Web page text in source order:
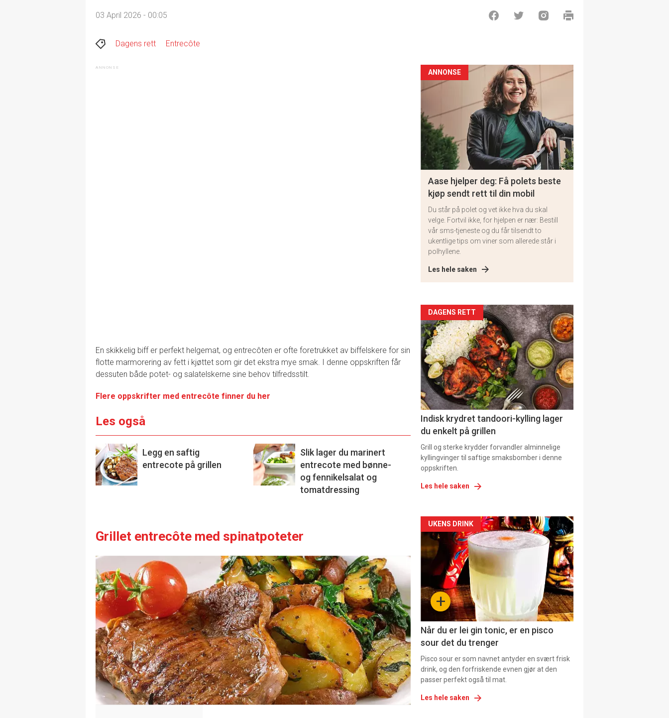
03 April 2026 - 00:05
Dagens rett Entrecôte
En skikkelig biff er perfekt helgemat, og entrecôten er ofte foretrukket av biffelskere for sin
flotte marmorering av fett i kjøttet som gir det ekstra mye smak. I denne oppskriften får
dessuten både potet- og salatelskerne sine behov tilfredsstilt.
Flere oppskrifter med entrecôte finner du her
Les også
Legg en saftig
entrecote på grillen
Slik lager du marinert
entrecote med bønne-
og fennikelsalat og
tomatdressing
Grillet entrecôte med spinatpoteter
ANNONSE
Aase hjelper deg: Få polets beste
kjøp sendt rett til din mobil
Du står på polet og vet ikke hva du skal
velge. Fortvil ikke, for hjelpen er nær: Bestill
vår sms-tjeneste og du får tilsendt to
ukentlige tips om viner som allerede står i
polhyllene.
Les hele saken
Artikler
detail
-
section
11
DAGENS RETT
Indisk krydret tandoori-kylling lager
du enkelt på grillen
Grill og sterke krydder forvandler alminnelige
kyllingvinger til saftige smaksbomber i denne
oppskriften.
Les hele saken
Artikler
detail
section
11
Dagens
rett
+
UKENS DRINK
Når du er lei gin tonic, er en pisco
sour det du trenger
Pisco sour er som navnet antyder en svært frisk
drink, og den forfriskende evnen gjør at den
passer perfekt også til mat.
Les hele saken